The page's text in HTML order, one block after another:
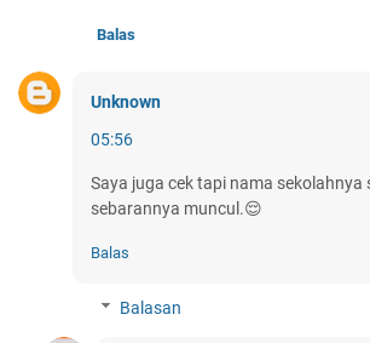
Balas
Unknown
05:56
Saya juga cek tapi nama sekolahnya
sebarannya muncul.😌
Balas
Balasan